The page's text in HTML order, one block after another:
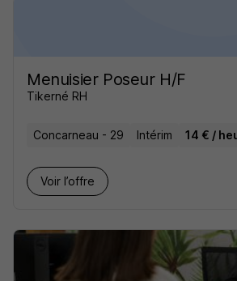
Menuisier Poseur H/F
Tikerné RH
Concarneau - 29 Intérim 14 € /
Voir l’offre